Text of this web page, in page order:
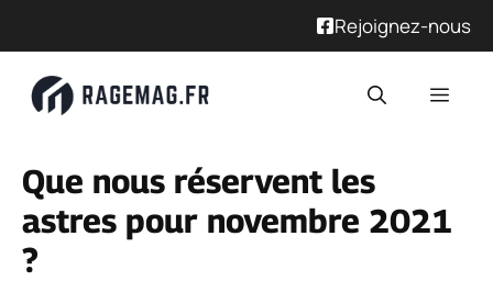
Rejoignez-nous
Que nous réservent les
astres pour novembre 2021
?